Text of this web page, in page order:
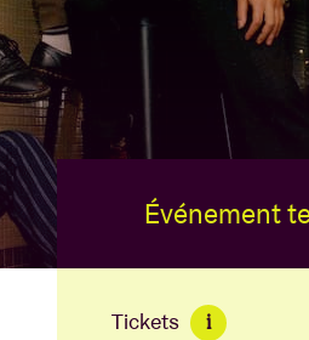
Événement
Tickets i